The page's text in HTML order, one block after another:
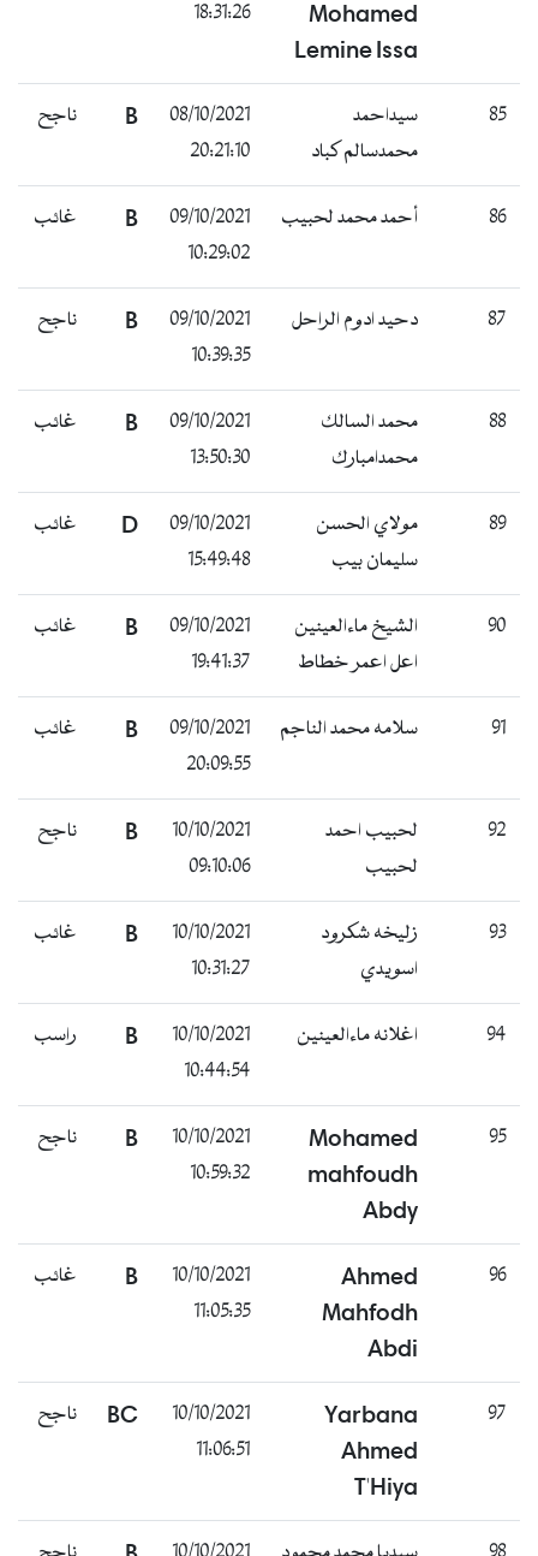
Mohamed
Lemine Issa
18:31:26
85
سيداحمد
محمدسالم كباد
08/10/2021
20:21:10
B ناجح
86 أحمد محمد لحبيب
09/10/2021
10:29:02
B غائب
87 دحيد ادوم الراحل
09/10/2021
10:39:35
B ناجح
88
محمد السالك
محمدامبارك
09/10/2021
13:50:30
B غائب
89
مولاي الحسن
سليمان بيب
09/10/2021
15:49:48
D غائب
90
الشيخ ماءالعينين
اعل اعمر خطاط
09/10/2021
19:41:37
B غائب
91 سلامه محمد الناجم
09/10/2021
20:09:55
B غائب
92
لحبيب احمد
لحبيب
10/10/2021
09:10:06
B ناجح
93
زليخه شكرود
اسويدي
10/10/2021
10:31:27
B غائب
94 اغلانه ماءالعينين
10/10/2021
10:44:54
B راسب
95
Mohamed
mahfoudh
Abdy
10/10/2021
10:59:32
B ناجح
96
Ahmed
Mahfodh
Abdi
10/10/2021
11:05:35
B غائب
97
Yarbana
Ahmed
T'Hiya
10/10/2021
11:06:51
BC ناجح